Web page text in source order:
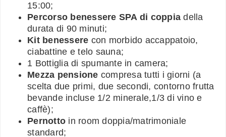
15:00;
Percorso benessere SPA di coppia della
durata di 90 minuti;
Kit benessere con morbido accappatoio,
ciabattine e telo sauna;
1 Bottiglia di spumante in camera;
Mezza pensione compresa tutti i giorni (a
scelta due primi, due secondi, contorno frutta
bevande incluse 1/2 minerale,1/3 di vino e
caffè);
Pernotto in room doppia/matrimoniale
standard;